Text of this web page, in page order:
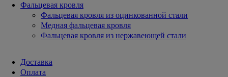
Фальцевая кровля
Фальцевая кровля из оцинкованной стали
Медная фальцевая кровля
Фальцевая кровля из нержавеющей стали
Доставка
Оплата